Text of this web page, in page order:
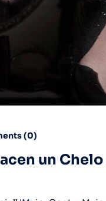
(0)
un Chelo